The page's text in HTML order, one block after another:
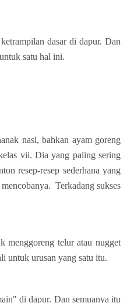
dasar di dapur. Dan
satu hal ini.
nasi, bahkan ayam goreng
vii. Dia yang paling sering
resep-resep sederhana yang
Terkadang sukses
menggoreng telur atau nugget
untuk urusan yang satu itu.
di dapur. Dan semuanya itu